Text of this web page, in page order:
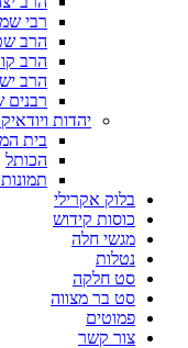
רבי
הרב
הרב
הרב
רבנים
יהדות
בית
הכותל
בלוק אקרילי
כוסות קידוש
מגשי חלה
נטלות
סט חלקה
סט בר מצווה
פמוטים
צור קשר